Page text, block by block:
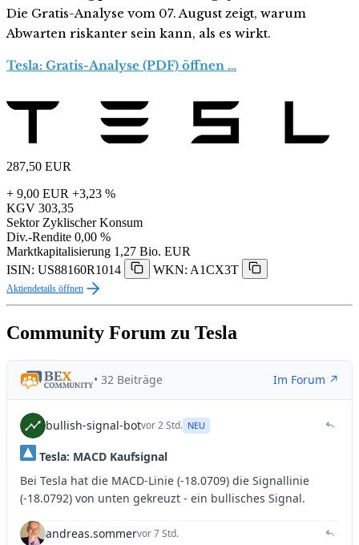
Die Gratis-Analyse vom 07. August zeigt, warum
Abwarten riskanter sein kann, als es wirkt.
Tesla: Gratis-Analyse (PDF) öffnen …
287,50 EUR
+ 9,00 EUR +3,23 %
KGV 303,35
Sektor Zyklischer Konsum
Div.-Rendite 0,00 %
Marktkapitalisierung 1,27 Bio. EUR
ISIN: US88160R1014
WKN: A1CX3T
Aktiendetails öffnen
Community Forum zu Tesla